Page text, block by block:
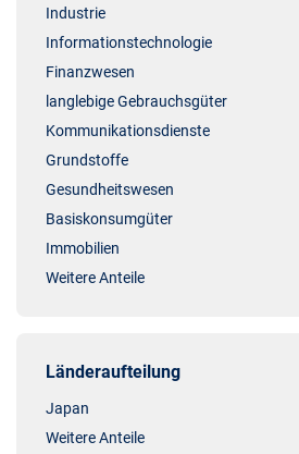
Industrie
Informationstechnologie
Finanzwesen
langlebige Gebrauchsgüter
Kommunikationsdienste
Grundstoffe
Gesundheitswesen
Basiskonsumgüter
Immobilien
Weitere Anteile
Länderaufteilung
Japan
Weitere Anteile